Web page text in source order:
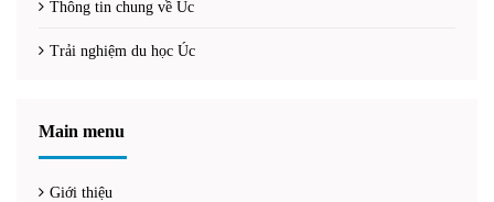
Thông tin chung về Úc
Trải nghiệm du học Úc
Main menu
Giới thiệu